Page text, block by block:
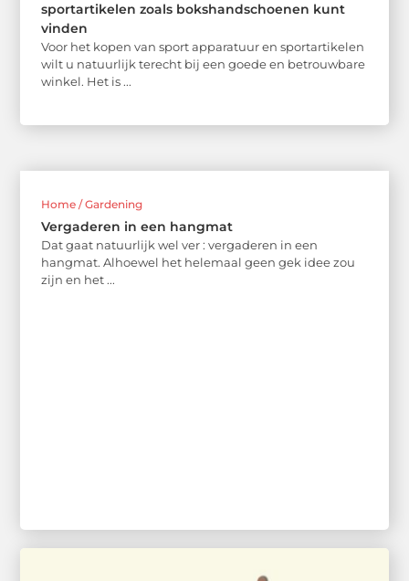
sportartikelen zoals bokshandschoenen kunt
vinden
Voor het kopen van sport apparatuur en sportartikelen
wilt u natuurlijk terecht bij een goede en betrouwbare
winkel. Het is ...
Home / Gardening
Vergaderen in een hangmat
Dat gaat natuurlijk wel ver : vergaderen in een
hangmat. Alhoewel het helemaal geen gek idee zou
zijn en het ...